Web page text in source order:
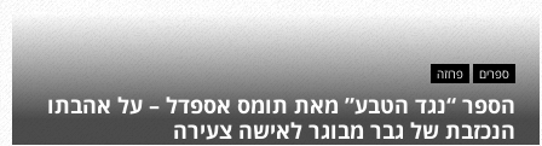
ספרים פרוזה
הספר “נגד הטבע” מאת תומס אספדל – על אהבתו
הנכזבת של גבר מבוגר לאישה צעירה